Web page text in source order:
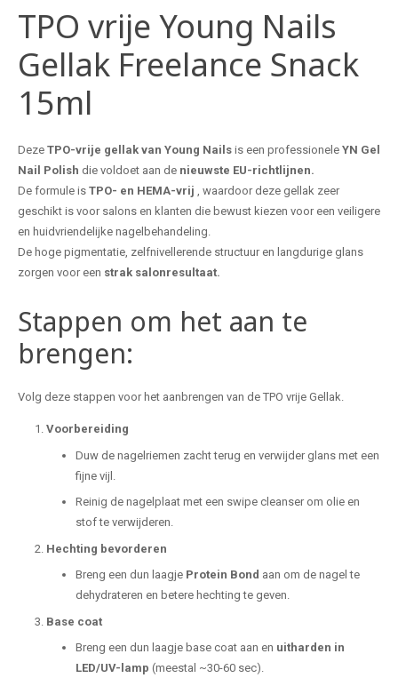
TPO vrije Young Nails
Gellak Freelance Snack
15ml
Deze TPO-vrije gellak van Young Nailsis een professionele YN Gel
Nail Polish die voldoet aan de nieuwste EU-richtlijnen.
De formule is TPO- en HEMA-vrij , waardoor deze gellak zeer
geschikt is voor salons en klanten die bewust kiezen voor een veiligere
en huidvriendelijke nagelbehandeling.
De hoge pigmentatie, zelfnivellerende structuur en langdurige glans
zorgen voor een strak salonresultaat.
Stappen om het aan te
brengen:
Volg deze stappen voor het aanbrengen van de TPO vrije Gellak.
Voorbereiding
Duw de nagelriemen zacht terug en verwijder glans met een
fijne vijl.
Reinig de nagelplaat met een swipe cleanser om olie en
stof te verwijderen.
Hechting bevorderen
Breng een dun laagje Protein Bond aan om de nagel te
dehydrateren en betere hechting te geven.
Base coat
Breng een dun laagje base coat aan en uitharden in
LED/UV-lamp (meestal ~30-60 sec).